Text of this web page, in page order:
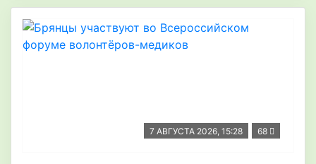
7 АВГУСТА 2026, 15:28 68